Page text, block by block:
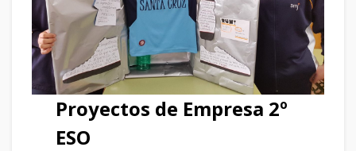
Proyectos de Empresa 2º
ESO